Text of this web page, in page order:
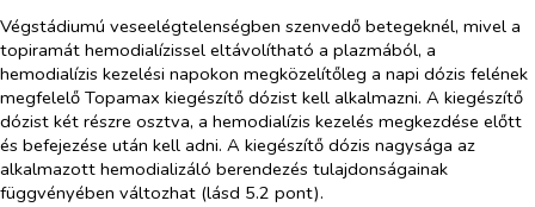
Végstádiumú veseelégtelenségben szenvedő betegeknél, mivel a
topiramát hemodialízissel eltávolítható a plazmából, a
hemodialízis kezelési napokon megközelítőleg a napi dózis felének
megfelelő Topamax kiegészítő dózist kell alkalmazni. A kiegészítő
dózist két részre osztva, a hemodialízis kezelés megkezdése előtt
és befejezése után kell adni. A kiegészítő dózis nagysága az
alkalmazott hemodializáló berendezés tulajdonságainak
függvényében változhat (lásd 5.2 pont).